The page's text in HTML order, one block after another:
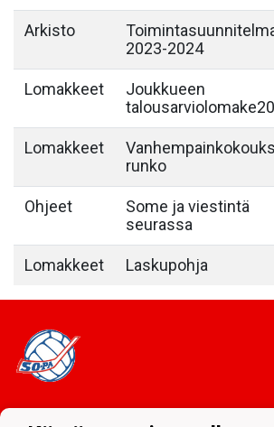
Arkisto
2023-2024
Lomakkeet
Joukkueen
Lomakkeet
runko
Ohjeet
Some ja viestintä
seurassa
Lomakkeet Laskupohja